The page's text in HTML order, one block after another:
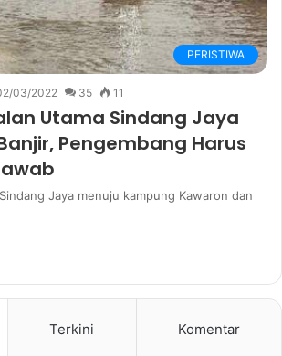
PERISTIWA
03/2022 35 11
Utama Sindang Jaya
Pengembang Harus
Jaya menuju kampung Kawaron dan
Terkini Komentar